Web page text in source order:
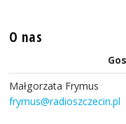
O nas
Małgorzata Frymus
frymus@radioszczecin.pl